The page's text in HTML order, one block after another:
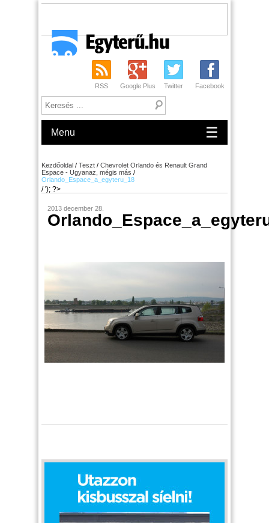
RSS Google Plus Twitter Facebook
Menu ☰
Kezdőoldal / Teszt / Chevrolet Orlando és Renault Grand
Espace - Ugyanaz, mégis más /
Orlando_Espace_a_egyteru_18
/ '); ?>
2013 december 28.